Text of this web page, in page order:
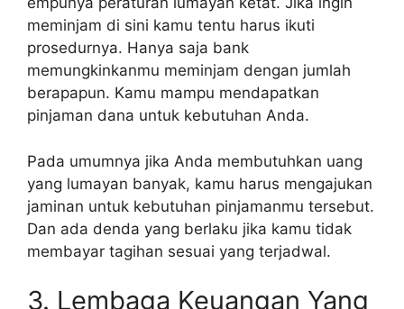
meminjam di sini kamu tentu harus ikuti
prosedurnya. Hanya saja bank
memungkinkanmu meminjam dengan jumlah
berapapun. Kamu mampu mendapatkan
pinjaman dana untuk kebutuhan Anda.
Pada umumnya jika Anda membutuhkan uang
yang lumayan banyak, kamu harus mengajukan
jaminan untuk kebutuhan pinjamanmu tersebut.
Dan ada denda yang berlaku jika kamu tidak
membayar tagihan sesuai yang terjadwal.
3. Lembaga Keuangan Yang